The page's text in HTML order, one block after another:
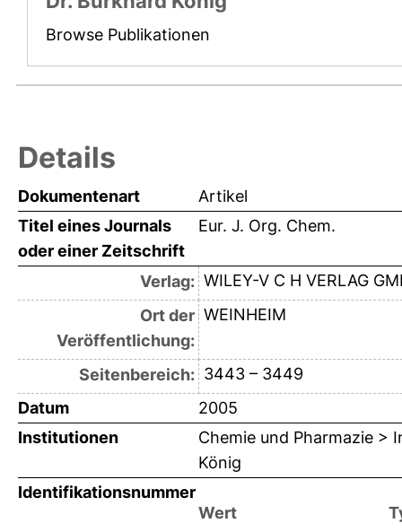
Browse Publikationen
Details
Dokumentenart
Artikel
Titel eines Journals
oder einer Zeitschrift
Eur. J. Org. Chem.
Verlag: WILEY-V C H VERLAG
Ort der
Veröffentlichung:
WEINHEIM
Seitenbereich: 3443 – 3449
Datum
2005
Institutionen
Chemie und Pharmazie >
König
Identifikationsnummer
Wert